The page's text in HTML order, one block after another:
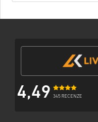
4,49 345 RECENZE